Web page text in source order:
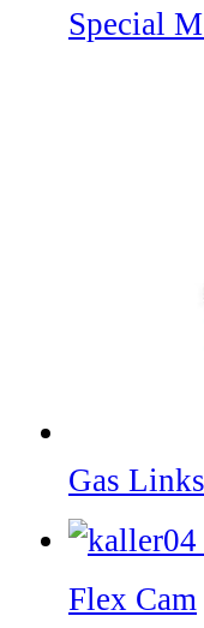
Special
Gas
Flex Cam